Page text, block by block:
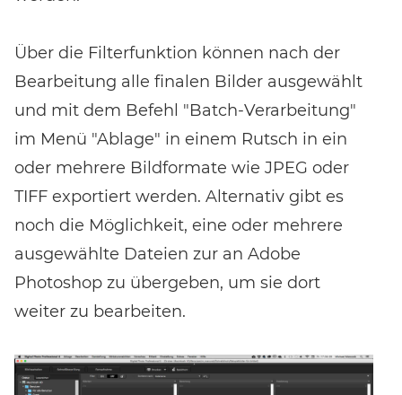
Über die Filterfunktion können nach der
Bearbeitung alle finalen Bilder ausgewählt
und mit dem Befehl "Batch-Verarbeitung"
im Menü "Ablage" in einem Rutsch in ein
oder mehrere Bildformate wie JPEG oder
TIFF exportiert werden. Alternativ gibt es
noch die Möglichkeit, eine oder mehrere
ausgewählte Dateien zur an Adobe
Photoshop zu übergeben, um sie dort
weiter zu bearbeiten.